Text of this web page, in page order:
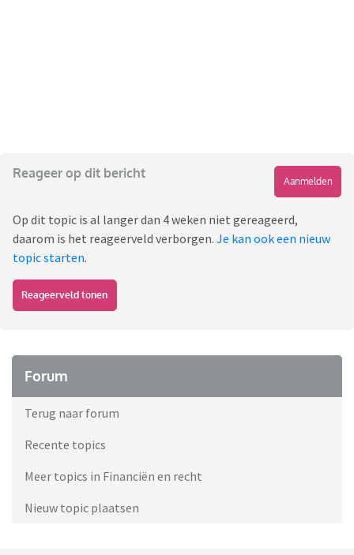
Reageer op dit bericht
Aanmelden
Op dit topic is al langer dan 4 weken niet gereageerd,
daarom is het reageerveld verborgen. Je kan ook een nieuw
topic starten.
Reageerveld tonen
Forum
Terug naar forum
Recente topics
Meer topics in Financiën en recht
Nieuw topic plaatsen